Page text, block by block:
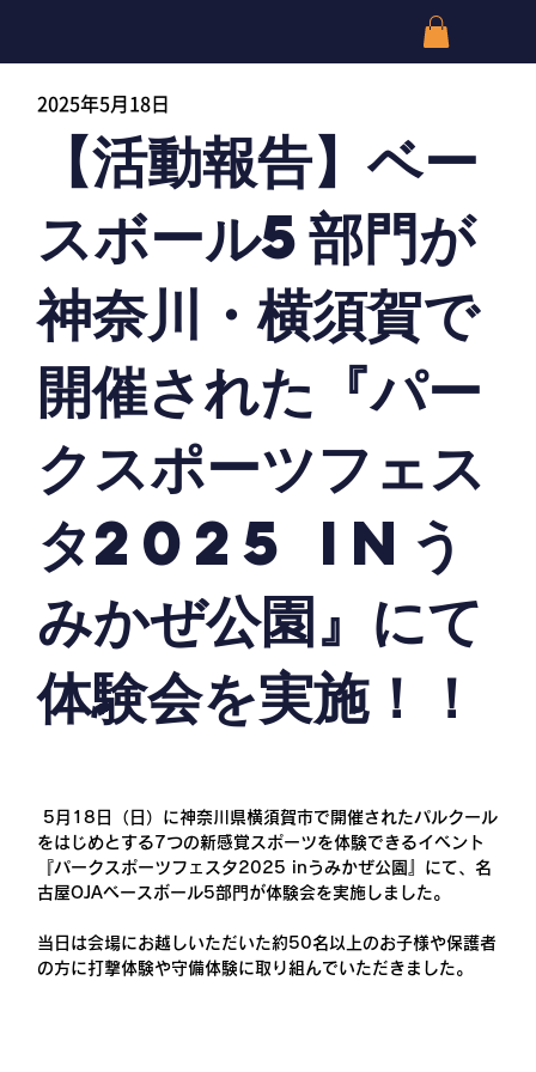
2025年5月18日
【活動報告】ベー
スボール5部門が
神奈川・横須賀で
開催された『パー
クスポーツフェス
タ2025 inう
みかぜ公園』にて
体験会を実施！！
をはじめとする7つの新感覚スポーツを体験できるイベント
『パークスポーツフェスタ2025 inうみかぜ公園』にて、名
古屋OJAベースボール5部門が体験会を実施しました。
当日は会場にお越しいただいた約50名以上のお子様や保護者
の方に打撃体験や守備体験に取り組んでいただきました。